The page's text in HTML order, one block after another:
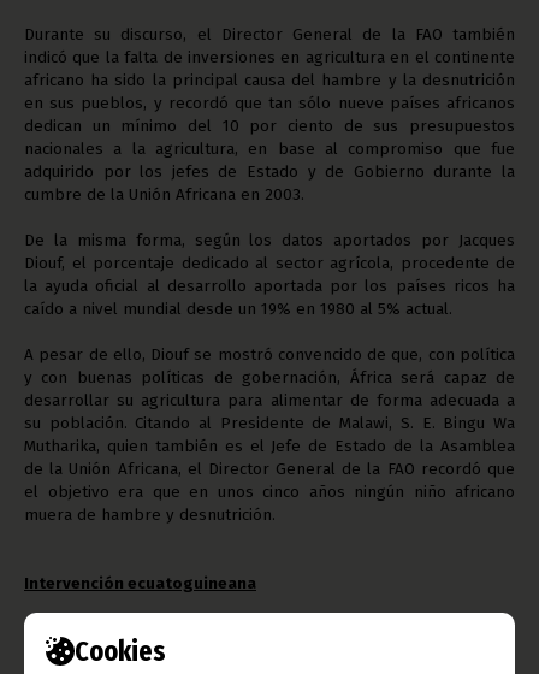
Cookies
Durante su discurso, el Director General de la FAO también
indicó que la falta de inversiones en agricultura en el continente
africano ha sido la principal causa del hambre y la desnutrición
en sus pueblos, y recordó que tan sólo nueve países africanos
dedican un mínimo del 10 por ciento de sus presupuestos
nacionales a la agricultura, en base al compromiso que fue
adquirido por los jefes de Estado y de Gobierno durante la
cumbre de la Unión Africana en 2003.
De la misma forma, según los datos aportados por Jacques
Diouf, el porcentaje dedicado al sector agrícola, procedente de
la ayuda oficial al desarrollo aportada por los países ricos ha
caído a nivel mundial desde un 19% en 1980 al 5% actual.
A pesar de ello, Diouf se mostró convencido de que, con política
y con buenas políticas de gobernación, África será capaz de
desarrollar su agricultura para alimentar de forma adecuada a
su población. Citando al Presidente de Malawi, S. E. Bingu Wa
Mutharika, quien también es el Jefe de Estado de la Asamblea
de la Unión Africana, el Director General de la FAO recordó que
el objetivo era que en unos cinco años ningún niño africano
muera de hambre y desnutrición.
Intervención ecuatoguineana
El Representante de la Misión Permanente de Guinea Ecuatorial
ante la FAO S. E. Crisantos Obama Ondo, intervino en la Sesión